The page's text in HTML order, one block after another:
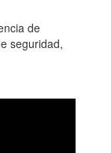
de
seguridad,